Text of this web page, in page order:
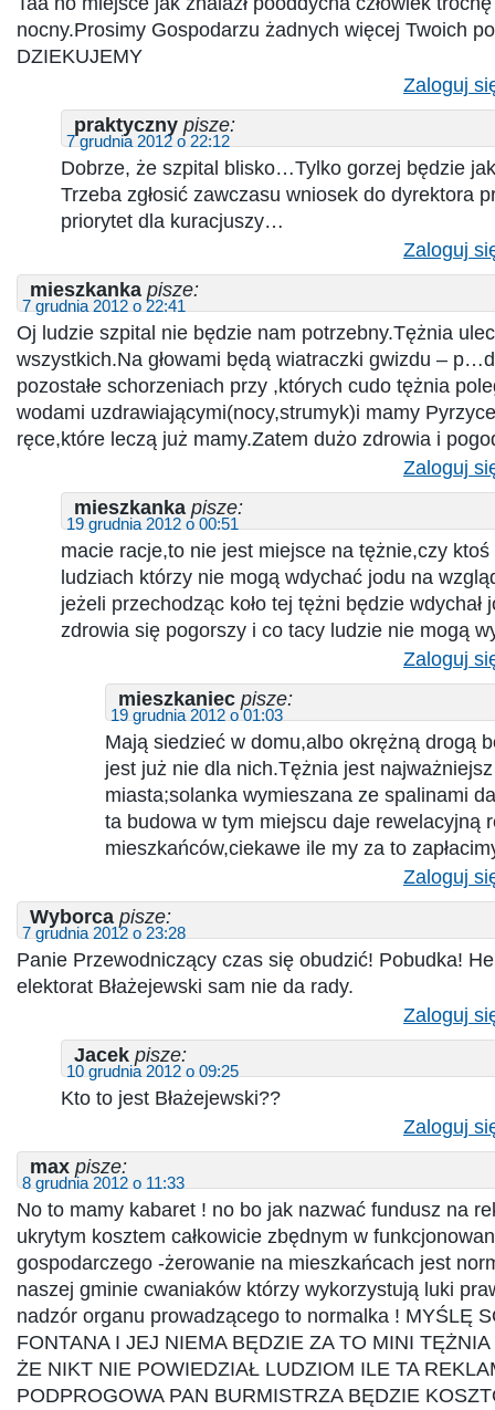
nocny.Prosimy Gospodarzu żadnych więcej Twoich
DZIEKUJEMY
Zaloguj
praktyczny pisze:
7 grudnia 2012 o 22:12
Dobrze, że szpital blisko…Tylko gorzej będzie
Trzeba zgłosić zawczasu wniosek do dyrektora
priorytet dla kuracjuszy…
Zaloguj
mieszkanka pisze:
7 grudnia 2012 o 22:41
Oj ludzie szpital nie będzie nam potrzebny.Tężnia
wszystkich.Na głowami będą wiatraczki gwizdu –
pozostałe schorzeniach przy ,których cudo tężnia
wodami uzdrawiającymi(nocy,strumyk)i mamy
ręce,które leczą już mamy.Zatem dużo zdrowia i
Zaloguj
mieszkanka pisze:
19 grudnia 2012 o 00:51
macie racje,to nie jest miejsce na tężnie,czy ktoś
ludziach którzy nie mogą wdychać jodu na
jeżeli przechodząc koło tej tężni będzie wdychał
zdrowia się pogorszy i co tacy ludzie nie mogą
Zaloguj
mieszkaniec pisze:
19 grudnia 2012 o 01:03
Mają siedzieć w domu,albo okrężną drogą
jest już nie dla nich.Tężnia jest
miasta;solanka wymieszana ze spalinami
ta budowa w tym miejscu daje rewelacyjną
mieszkańców,ciekawe ile my za to
Zaloguj
Wyborca pisze:
7 grudnia 2012 o 23:28
Panie Przewodniczący czas się obudzić! Pobudka!
elektorat Błażejewski sam nie da rady.
Zaloguj
Jacek pisze:
10 grudnia 2012 o 09:25
Kto to jest Błażejewski??
Zaloguj
max pisze:
8 grudnia 2012 o 11:33
No to mamy kabaret ! no bo jak nazwać fundusz na
ukrytym kosztem całkowicie zbędnym w
gospodarczego -żerowanie na mieszkańcach jest
naszej gminie cwaniaków którzy wykorzystują luki
nadzór organu prowadzącego to normalka ! MYŚLĘ
FONTANA I JEJ NIEMA BĘDZIE ZA TO MINI
ŻE NIKT NIE POWIEDZIAŁ LUDZIOM ILE TA
PODPROGOWA PAN BURMISTRZA BĘDZIE